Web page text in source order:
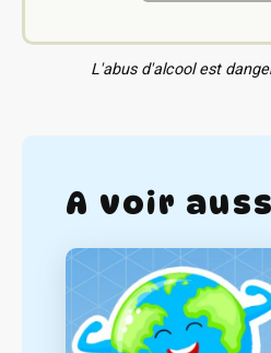
L'abus d'alcool est
A voir